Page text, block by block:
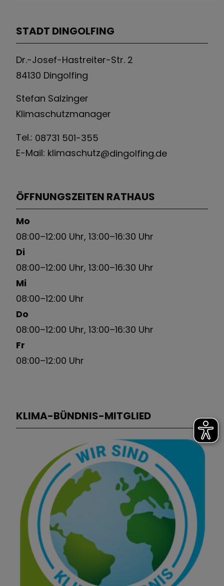
STADT DINGOLFING
Dr.-Josef-Hastreiter-Str. 2
84130 Dingolfing
Stefan Salzinger
Klimaschutzmanager
Tel.: 08731 501-355
E-Mail: klimaschutz@dingolfing.de
ÖFFNUNGSZEITEN RATHAUS
Mo
08:00–12:00 Uhr, 13:00–16:30 Uhr
Di
08:00–12:00 Uhr, 13:00–16:30 Uhr
Mi
08:00–12:00 Uhr
Do
08:00–12:00 Uhr, 13:00–16:30 Uhr
Fr
08:00–12:00 Uhr
KLIMA-BÜNDNIS-MITGLIED